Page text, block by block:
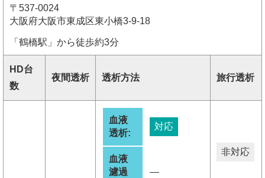
〒537-0024
大阪府大阪市東成区東小橋3-9-18
「鶴橋駅」から徒歩約3分
HD台
数
夜間透析 透析方法 旅行透析
血液
透析:
対応
血液
濾過
―
非対応